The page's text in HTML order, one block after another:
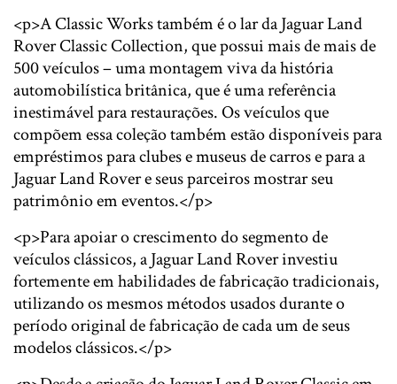
<p>A Classic Works também é o lar da Jaguar Land
Rover Classic Collection, que possui mais de mais de
500 veículos – uma montagem viva da história
automobilística britânica, que é uma referência
inestimável para restaurações. Os veículos que
compõem essa coleção também estão disponíveis para
empréstimos para clubes e museus de carros e para a
Jaguar Land Rover e seus parceiros mostrar seu
patrimônio em eventos.</p>
<p>Para apoiar o crescimento do segmento de
veículos clássicos, a Jaguar Land Rover investiu
fortemente em habilidades de fabricação tradicionais,
utilizando os mesmos métodos usados durante o
período original de fabricação de cada um de seus
modelos clássicos.</p>